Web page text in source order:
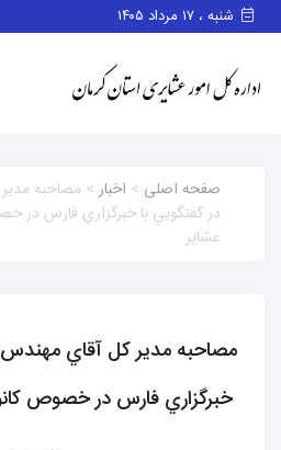
شنبه ، ۱۷ مرداد ۱۴۰۵
صفحه اصلی > اخبار> مصاحبه
در گفتگويي با خبرگزاري فارس در
عشاير
مصاحبه مدیر كل آقاي مهندس
خبرگزاري فارس در خصوص